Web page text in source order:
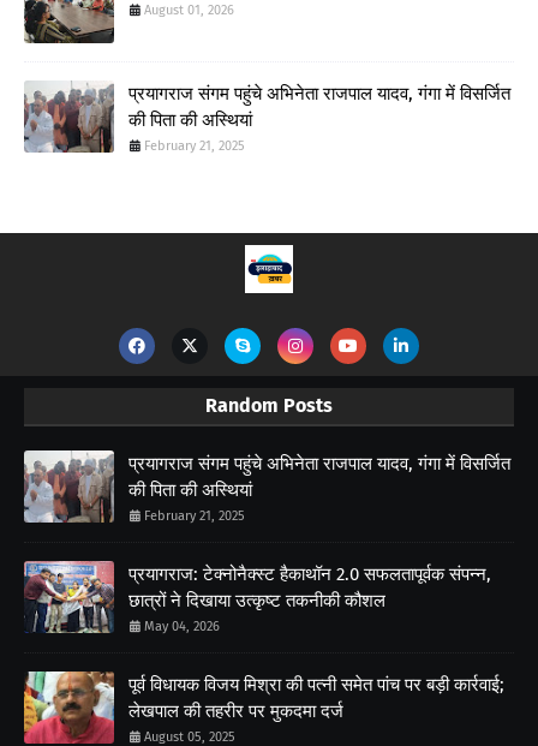
August 01, 2026
प्रयागराज संगम पहुंचे अभिनेता राजपाल यादव, गंगा में विसर्जित
की पिता की अस्थियां
February 21, 2025
Random Posts
प्रयागराज संगम पहुंचे अभिनेता राजपाल यादव, गंगा में विसर्जित
की पिता की अस्थियां
February 21, 2025
प्रयागराज: टेक्नोनैक्स्ट हैकाथॉन 2.0 सफलतापूर्वक संपन्न,
छात्रों ने दिखाया उत्कृष्ट तकनीकी कौशल
May 04, 2026
पूर्व विधायक विजय मिश्रा की पत्नी समेत पांच पर बड़ी कार्रवाई;
लेखपाल की तहरीर पर मुकदमा दर्ज
August 05, 2025